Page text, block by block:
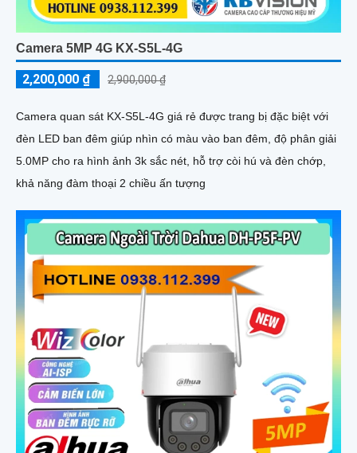
Camera 5MP 4G KX-S5L-4G
2,200,000 ₫ 2,900,000 ₫
Camera quan sát KX-S5L-4G giá rẻ được trang bị đặc biệt với
đèn LED ban đêm giúp nhìn có màu vào ban đêm, độ phân giải
5.0MP cho ra hình ảnh 3k sắc nét, hỗ trợ còi hú và đèn chớp,
khả năng đàm thoại 2 chiều ấn tượng